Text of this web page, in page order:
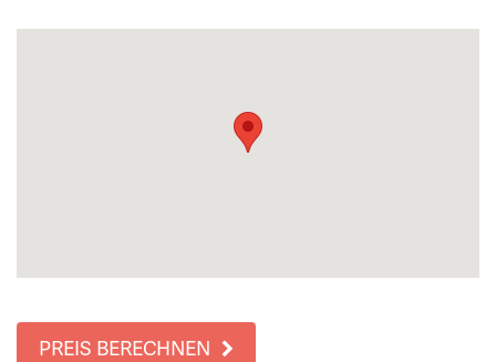
PREIS BERECHNEN